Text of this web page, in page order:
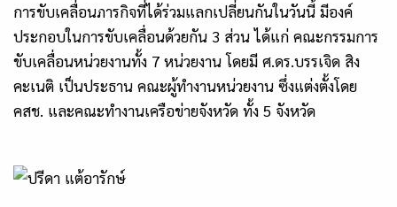
การขับเคลื่อนภารกิจที่ได้ร่วมแลกเปลี่ยนกันในวันนี้ มีองค์
ประกอบในการขับเคลื่อนด้วยกัน 3 ส่วน ได้แก่ คณะกรรมการ
ขับเคลื่อนหน่วยงานทั้ง 7 หน่วยงาน โดยมี ศ.ดร.บรรเจิด สิง
คะเนติ เป็นประธาน คณะผู้ทำงานหน่วยงาน ซึ่งแต่งตั้งโดย
คสช. และคณะทำงานเครือข่ายจังหวัด ทั้ง 5 จังหวัด